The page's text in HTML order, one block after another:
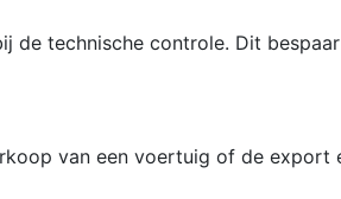
de technische controle. Dit
van een voertuig of de export